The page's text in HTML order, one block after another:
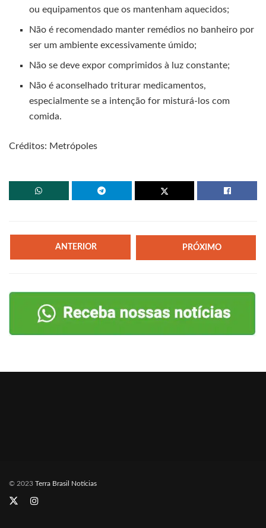
ou equipamentos que os mantenham aquecidos;
Não é recomendado manter remédios no banheiro por
ser um ambiente excessivamente úmido;
Não se deve expor comprimidos à luz constante;
Não é aconselhado triturar medicamentos,
especialmente se a intenção for misturá-los com
comida.
Créditos: Metrópoles
ANTERIOR PRÓXIMO
© 2023 Terra Brasil Notícias